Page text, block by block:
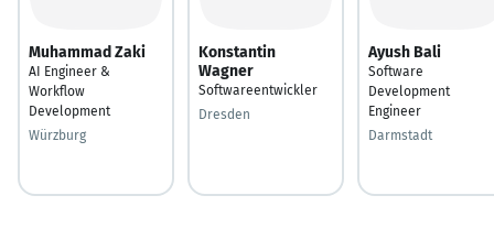
Muhammad Zaki
AI Engineer &
Workflow
Development
Würzburg
Konstantin
Wagner
Softwareentwickler
Dresden
Ayush Bali
Software
Development
Engineer
Darmstadt